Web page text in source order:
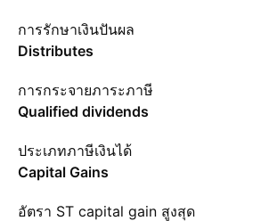
การรักษาเงินปันผล
Distributes
การกระจายภาระภาษี
Qualified dividends
ประเภทภาษีเงินได้
Capital Gains
อัตรา ST capital gain สูงสุด